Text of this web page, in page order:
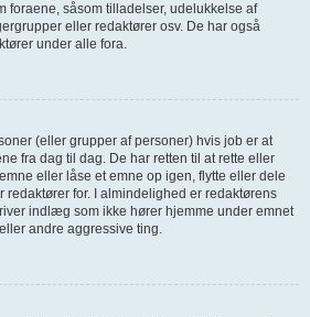
foraene, såsom tilladelser, udelukkelse af
eller redaktører osv. De har også
under alle fora.
(eller grupper af personer) hvis job er at
fra dag til dag. De har retten til at rette eller
eller låse et emne op igen, flytte eller dele
redaktører for. I almindelighed er redaktørens
indlæg som ikke hører hjemme under emnet
andre aggressive ting.